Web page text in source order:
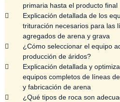
primaria hasta el producto final
Explicación detallada de los
trituración necesarios para las
agregados de arena y grava
¿Cómo seleccionar el equipo
producción de áridos?
Explicación detallada y
equipos completos de líneas
y fabricación de arena
¿Qué tipos de roca son